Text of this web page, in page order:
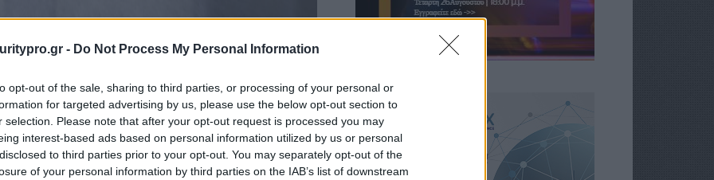
- Do Not Process My Personal Information
opt-out of the sale, sharing to third parties, or processing of your personal or
for targeted advertising by us, please use the below opt-out section to
selection. Please note that after your opt-out request is processed you may
interest-based ads based on personal information utilized by us or personal
to third parties prior to your opt-out. You may separately opt-out of the
of your personal information by third parties on the IAB’s list of downstream